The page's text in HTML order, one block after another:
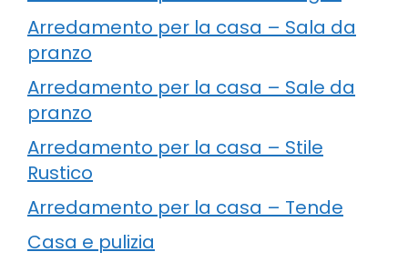
Arredamento per la casa – Sala da
pranzo
Arredamento per la casa – Sale da
pranzo
Arredamento per la casa – Stile
Rustico
Arredamento per la casa – Tende
Casa e pulizia